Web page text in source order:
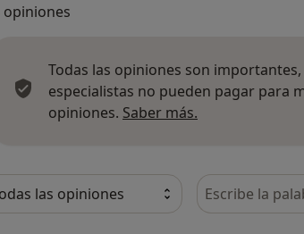
opiniones
Todas las opiniones son
especialistas no pueden pagar para
opiniones. Saber más.
Busca en